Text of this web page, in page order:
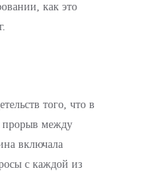
как это
того, что в
прорыв между
включала
с каждой из